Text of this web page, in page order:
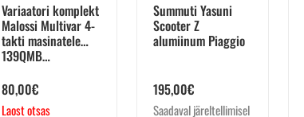
Variaatori komplekt
Malossi Multivar 4-
takti masinatele
139QMB…
80,00€
Laost otsas
Summuti Yasuni
Scooter Z
alumiinum Piaggio
195,00€
Saadaval järeltellimisel